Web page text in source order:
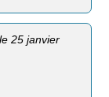
25 janvier